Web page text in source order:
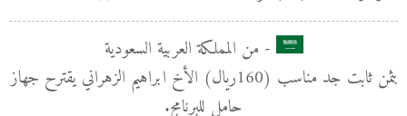
- من المملكة العربية السعودية
بثمن ثابت جد مناسب (160﷼) الأخ ابراهيم الزهراني يقترح جهاز
حامل للبرنامج.